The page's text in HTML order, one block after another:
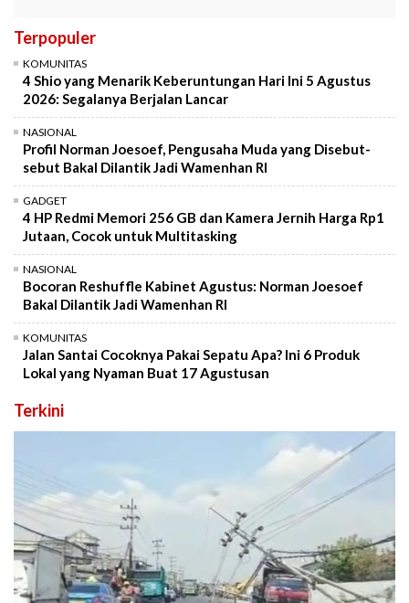
Terpopuler
KOMUNITAS
4 Shio yang Menarik Keberuntungan Hari Ini 5 Agustus
2026: Segalanya Berjalan Lancar
NASIONAL
Profil Norman Joesoef, Pengusaha Muda yang Disebut-
sebut Bakal Dilantik Jadi Wamenhan RI
GADGET
4 HP Redmi Memori 256 GB dan Kamera Jernih Harga Rp1
Jutaan, Cocok untuk Multitasking
NASIONAL
Bocoran Reshuffle Kabinet Agustus: Norman Joesoef
Bakal Dilantik Jadi Wamenhan RI
KOMUNITAS
Jalan Santai Cocoknya Pakai Sepatu Apa? Ini 6 Produk
Lokal yang Nyaman Buat 17 Agustusan
Terkini